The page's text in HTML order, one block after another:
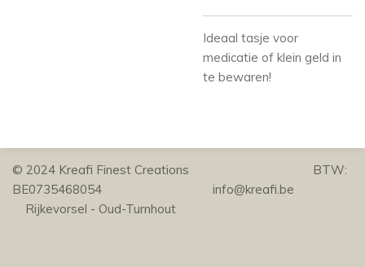
Ideaal tasje voor
medicatie of klein geld in
te bewaren!
© 2024 Kreafi Finest Creations BTW:
BE0735468054 info@kreafi.be
Rijkevorsel - Oud-Turnhout